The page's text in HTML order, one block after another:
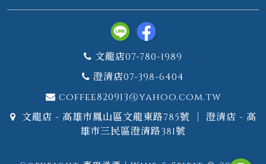
文龍店07-780-1989
澄清店07-398-6404
coffee820913@yahoo.com.tw
文龍店 - 高雄市鳳山區文龍東路785號 ｜ 澄清店 - 高
雄市三民區澄清路381號